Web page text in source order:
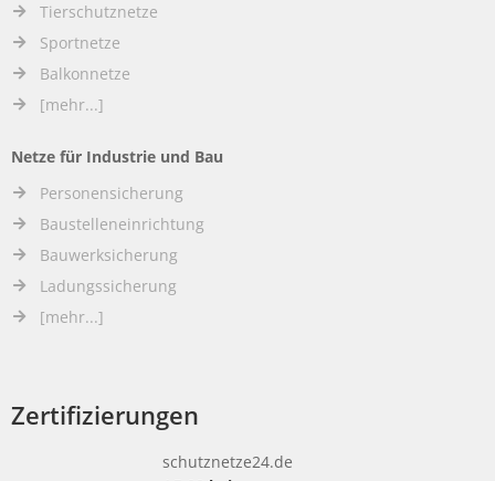
Tierschutznetze
Sportnetze
Balkonnetze
[mehr...]
Netze für Industrie und Bau
Personensicherung
Baustelleneinrichtung
Bauwerksicherung
Ladungssicherung
[mehr...]
Zertifizierungen
schutznetze24.de